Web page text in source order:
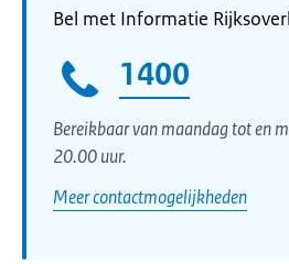
Bel met Informatie
1400
Bereikbaar van maandag tot en
20.00 uur.
Meer contactmogelijkheden